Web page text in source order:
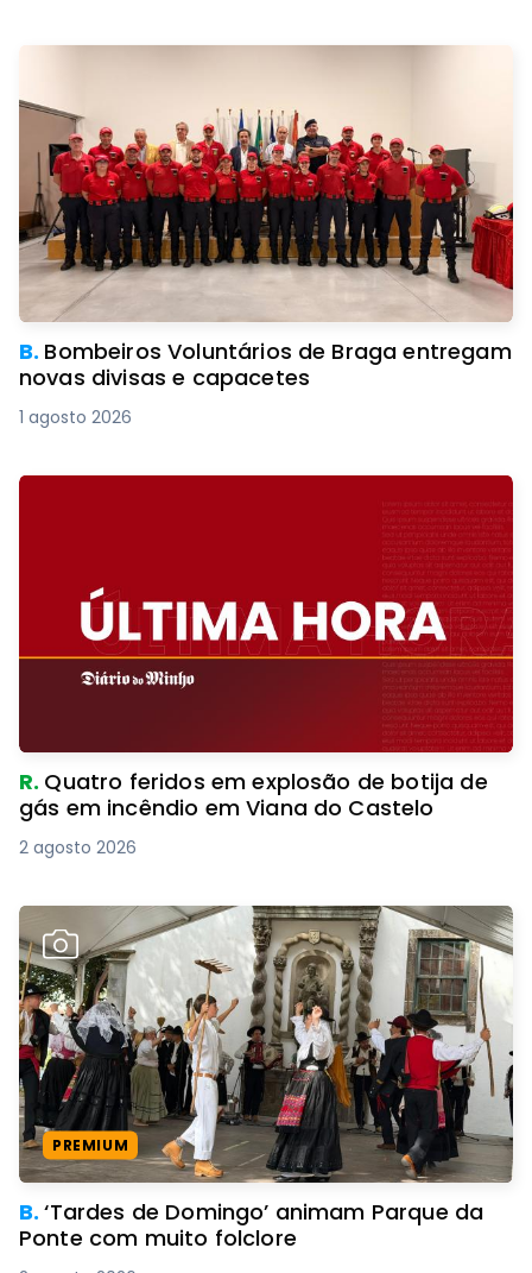
B. Bombeiros Voluntários de Braga entregam
novas divisas e capacetes
1 agosto 2026
R. Quatro feridos em explosão de botija de
gás em incêndio em Viana do Castelo
2 agosto 2026
PREMIUM
B.‘Tardes de Domingo’ animam Parque da
Ponte com muito folclore